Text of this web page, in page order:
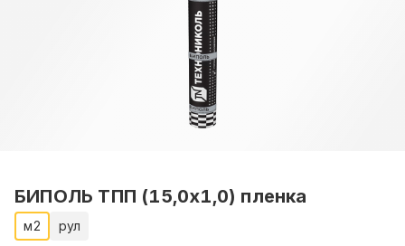
БИПОЛЬ ТПП (15,0х1,0) пленка
м2 рул